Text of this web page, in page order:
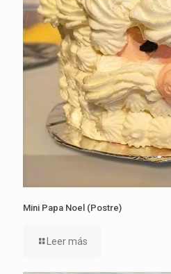
Mini Papa Noel (Postre)
Leer más